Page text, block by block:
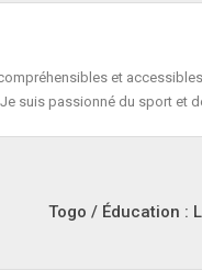
et
suis passionné du sport et
Togo / Éducation :